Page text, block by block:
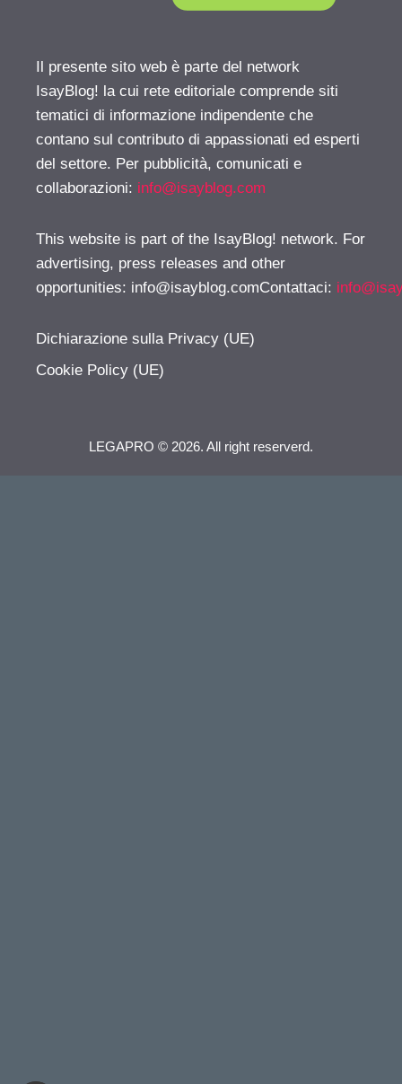
Il presente sito web è parte del network
IsayBlog! la cui rete editoriale comprende siti
tematici di informazione indipendente che
contano sul contributo di appassionati ed esperti
del settore. Per pubblicità, comunicati e
collaborazioni: info@isayblog.com
This website is part of the IsayBlog! network. For
advertising, press releases and other
opportunities: info@isayblog.comContattaci:
Dichiarazione sulla Privacy (UE)
Cookie Policy (UE)
LEGAPRO © 2026. All right reserverd.